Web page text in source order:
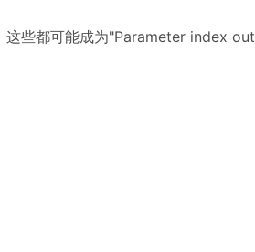
这些都可能成为"Parameter index out